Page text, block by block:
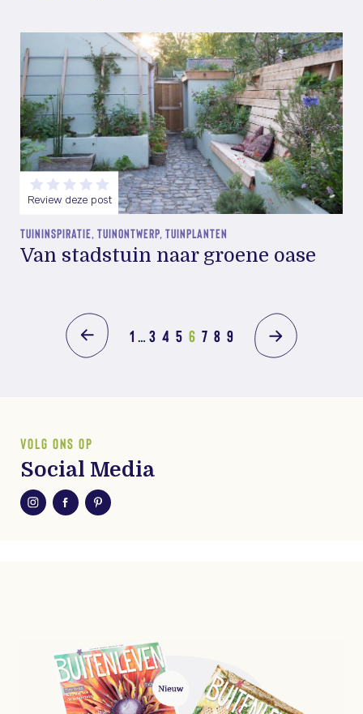
Review deze post
TUININSPIRATIE, TUINONTWERP, TUINPLANTEN
Van stadstuin naar groene oase
1 … 3 4 5 6 7 8 9
VOLG ONS OP
Social Media